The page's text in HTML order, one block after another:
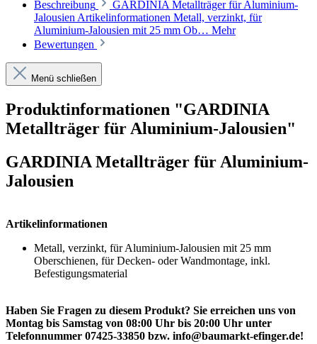
Beschreibung
GARDINIA Metallträger für Aluminium-
Jalousien Artikelinformationen Metall, verzinkt, für
Aluminium-Jalousien mit 25 mm Ob… Mehr
Bewertungen
Menü schließen
Produktinformationen "GARDINIA
Metallträger für Aluminium-Jalousien"
GARDINIA Metallträger für Aluminium-
Jalousien
Artikelinformationen
Metall, verzinkt, für Aluminium-Jalousien mit 25 mm
Oberschienen, für Decken- oder Wandmontage, inkl.
Befestigungsmaterial
Haben Sie Fragen zu diesem Produkt? Sie erreichen uns von
Montag bis Samstag von 08:00 Uhr bis 20:00 Uhr unter
Telefonnummer 07425-33850 bzw. info@baumarkt-efinger.de!